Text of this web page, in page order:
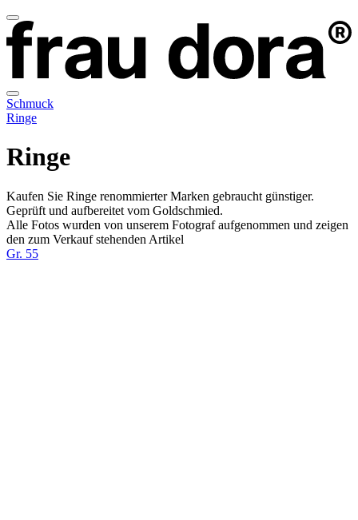
Schmuck
Ringe
Ringe
Kaufen Sie Ringe renommierter Marken gebraucht günstiger.
Geprüft und aufbereitet vom Goldschmied.
Alle Fotos wurden von unserem Fotograf aufgenommen und zeigen
den zum Verkauf stehenden Artikel
Gr. 55